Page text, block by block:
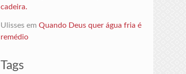
cadeira.
Ulissesem Quando Deus quer água fria é
remédio
Tags